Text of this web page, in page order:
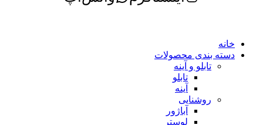
خانه
دسته بندی محصولات
تابلو و آینه
تابلو
آینه
روشنایی
آباژور
لوستر